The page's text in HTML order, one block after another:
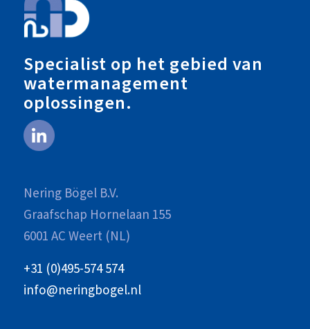
Specialist op het gebied van
watermanagement
oplossingen.
Nering Bögel B.V.
Graafschap Hornelaan 155
6001 AC Weert (NL)
+31 (0)495-574 574
info@neringbogel.nl